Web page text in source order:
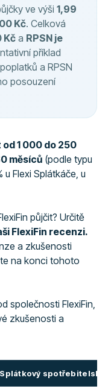
ve výši1,99
Kč. Celková
Kča RPSN je
příklad
a RPSN
posouzení
od 1 000 do 250
měsíců (podle typu
u Flexi Splátkáče, u
půjčit? Určitě
FlexiFin recenzi.
a zkušenosti
na konci tohoto
společnosti FlexiFin,
zkušenosti a
Splátkový spotřebitelský